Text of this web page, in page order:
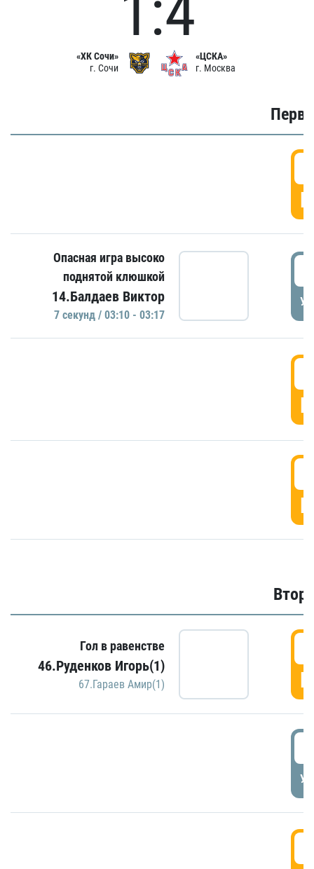
«ХК Сочи»
г. Сочи
«ЦСКА»
г. Москва
Опасная игра высоко
поднятой клюшкой
14.Балдаев Виктор
7 секунд / 03:10 - 03:17
Гол в равенстве
46.Руденков Игорь(1)
67.Гараев Амир(1)